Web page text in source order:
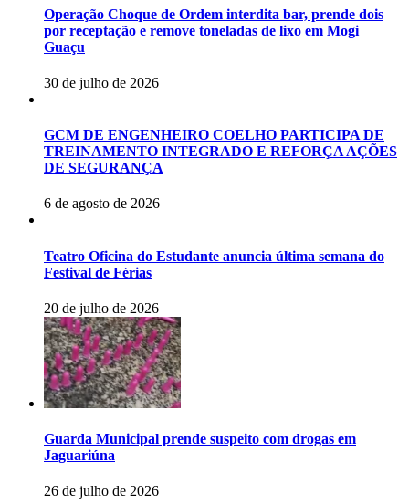
Operação Choque de Ordem interdita bar, prende dois
por receptação e remove toneladas de lixo em Mogi
Guaçu
30 de julho de 2026
GCM DE ENGENHEIRO COELHO PARTICIPA DE
TREINAMENTO INTEGRADO E REFORÇA AÇÕES
DE SEGURANÇA
6 de agosto de 2026
Teatro Oficina do Estudante anuncia última semana do
Festival de Férias
20 de julho de 2026
Guarda Municipal prende suspeito com drogas em
Jaguariúna
26 de julho de 2026